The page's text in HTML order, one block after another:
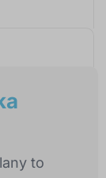
to